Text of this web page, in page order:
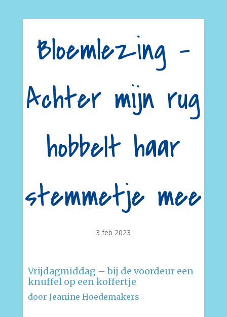
Bloemlezing –
Achter mijn rug
hobbelt haar
stemmetje mee
3 feb 2023
Vrijdagmiddag – bij de voordeur een
knuffel op een koffertje
door Jeanine Hoedemakers